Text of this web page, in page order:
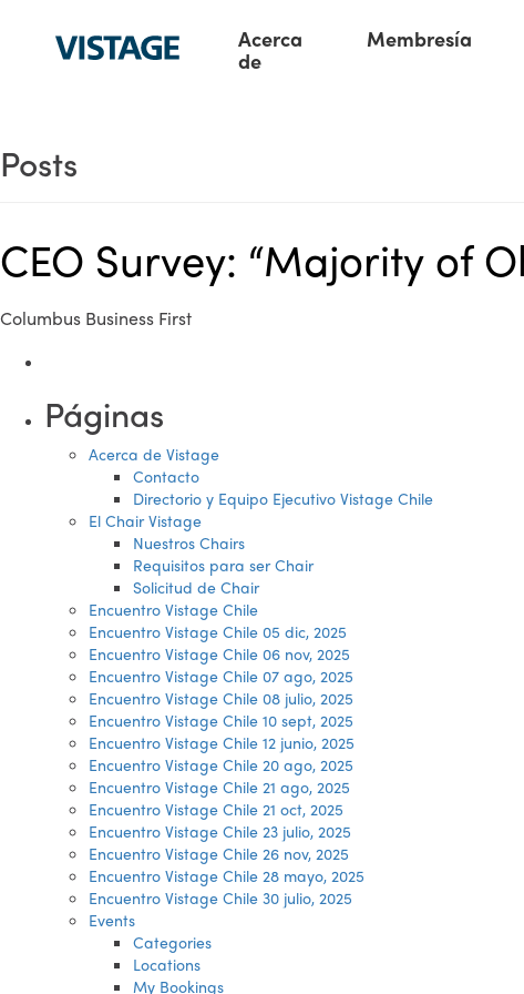
Acerca
de
Membresía
Posts
CEO Survey: “Majority of
Columbus Business First
Páginas
Acerca de Vistage
Contacto
Directorio y Equipo Ejecutivo Vistage Chile
El Chair Vistage
Nuestros Chairs
Requisitos para ser Chair
Solicitud de Chair
Encuentro Vistage Chile
Encuentro Vistage Chile 05 dic, 2025
Encuentro Vistage Chile 06 nov, 2025
Encuentro Vistage Chile 07 ago, 2025
Encuentro Vistage Chile 08 julio, 2025
Encuentro Vistage Chile 10 sept, 2025
Encuentro Vistage Chile 12 junio, 2025
Encuentro Vistage Chile 20 ago, 2025
Encuentro Vistage Chile 21 ago, 2025
Encuentro Vistage Chile 21 oct, 2025
Encuentro Vistage Chile 23 julio, 2025
Encuentro Vistage Chile 26 nov, 2025
Encuentro Vistage Chile 28 mayo, 2025
Encuentro Vistage Chile 30 julio, 2025
Events
Categories
Locations
My Bookings